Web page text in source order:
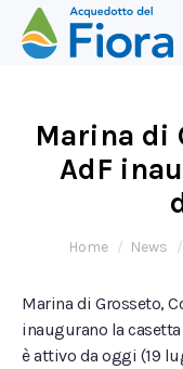
Marina di
AdF
Tu sei qui:
Home News
Marina di Grosseto,
inaugurano la casetta
è attivo da oggi (19